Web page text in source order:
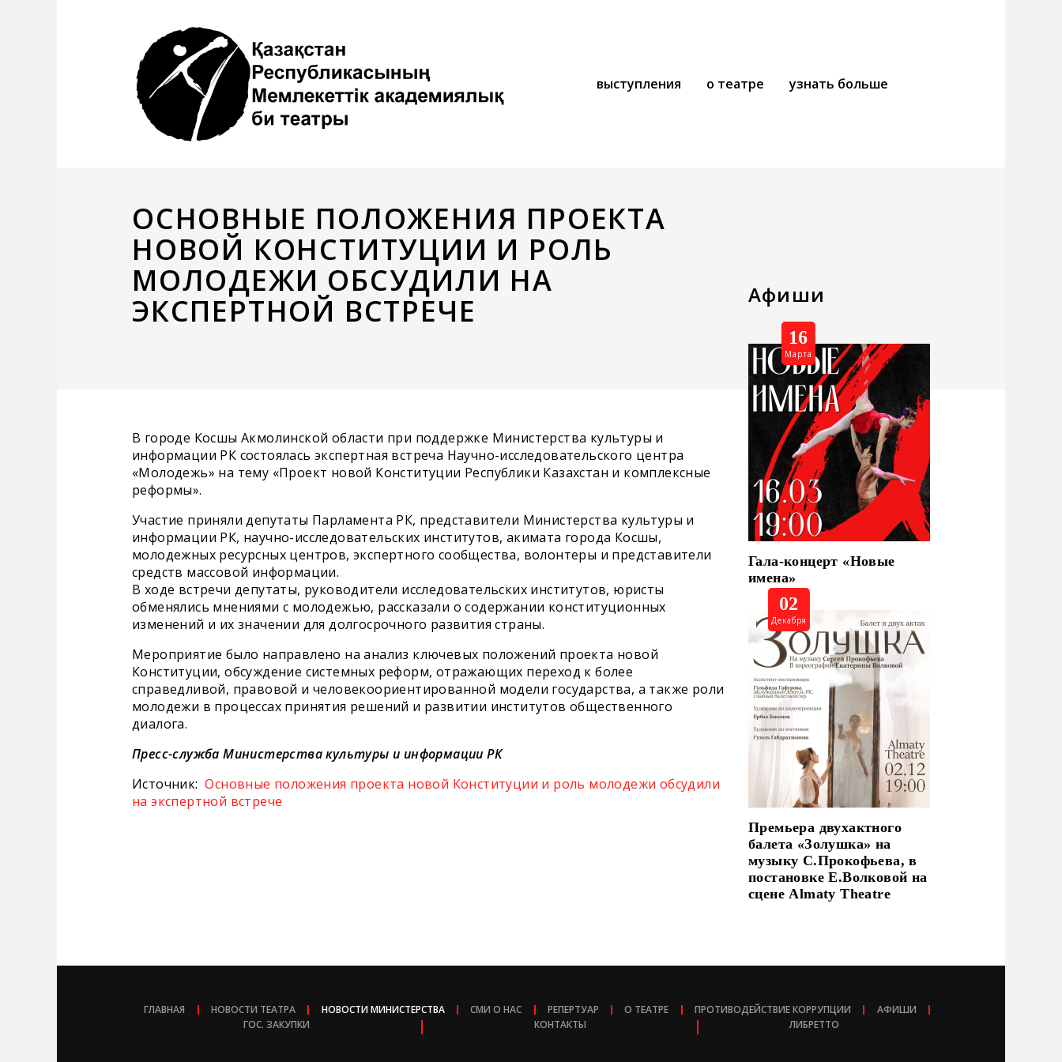
выступления о театре узнать больше
ОСНОВНЫЕ ПОЛОЖЕНИЯ ПРОЕКТА
НОВОЙ КОНСТИТУЦИИ И РОЛЬ
МОЛОДЕЖИ ОБСУДИЛИ НА
ЭКСПЕРТНОЙ ВСТРЕЧЕ
В городе Косшы Акмолинской области при поддержке Министерства культуры и
информации РК состоялась экспертная встреча Научно-исследовательского центра
«Молодежь» на тему «Проект новой Конституции Республики Казахстан и комплексные
реформы».
Участие приняли депутаты Парламента РК, представители Министерства культуры и
информации РК, научно-исследовательских институтов, акимата города Косшы,
молодежных ресурсных центров, экспертного сообщества, волонтеры и представители
средств массовой информации.
В ходе встречи депутаты, руководители исследовательских институтов, юристы
обменялись мнениями с молодежью, рассказали о содержании конституционных
изменений и их значении для долгосрочного развития страны.
Мероприятие было направлено на анализ ключевых положений проекта новой
Конституции, обсуждение системных реформ, отражающих переход к более
справедливой, правовой и человекоориентированной модели государства, а также роли
молодежи в процессах принятия решений и развитии институтов общественного
диалога.
Пресс-служба Министерства культуры и информации РК
Источник:Основные положения проекта новой Конституции и роль молодежи обсудили
на экспертной встрече
Афиши
16
Марта
Гала-концерт «Новые
имена»
02
Декабря
Премьера двухактного
балета «Золушка» на
музыку С.Прокофьева, в
постановке Е.Волковой на
сцене Almaty Theatre
ГЛАВНАЯ НОВОСТИ ТЕАТРА НОВОСТИ МИНИСТЕРСТВА СМИ О НАС РЕПЕРТУАР О ТЕАТРЕ ПРОТИВОДЕЙСТВИЕ КОРРУПЦИИ
АФИШИ
ГОС. ЗАКУПКИ
КОНТАКТЫ ЛИБРЕТТО